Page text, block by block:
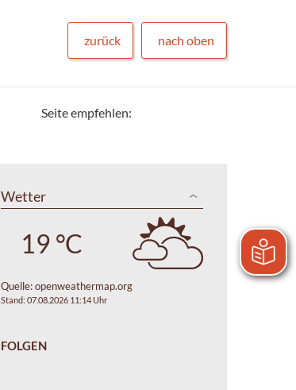
zurück nach oben
Seite empfehlen:
Wetter
19 °C
Quelle:openweathermap.org
Stand: 07.08.2026 11:14 Uhr
FOLGEN